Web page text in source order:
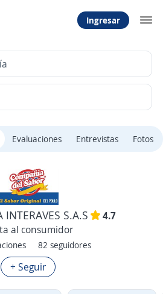
Ingresar
Evaluaciones Entrevistas Fotos
INTERAVES S.A.S
4.7
al consumidor
82 seguidores
+ Seguir